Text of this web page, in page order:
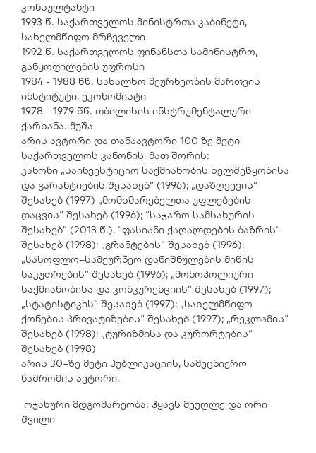
კონსულტანტი
1993 წ. საქართველოს მინისტრთა კაბინეტი,
სახელმწიფო მრჩეველი
1992 წ. საქართველოს ფინანსთა სამინისტრო,
განყოფილების უფროსი
1984 - 1988 წწ. სახალხო მეურნეობის მართვის
ინსტიტუტი, ეკონომისტი
1978 - 1979 წწ. თბილისის ინსტრუმენტალური
ქარხანა. მუშა
არის ავტორი და თანაავტორი 100 ზე მეტი
საქართველოს კანონის, მათ შორის:
კანონი „საინვესტიციო საქმიანობის ხელშეწყობისა
და გარანტიების შესახებ“ (1996); „დაზღვევის“
შესახებ (1997) „მომხმარებელთა უფლებების
დაცვის“ შესახებ (1996); “საჯარო სამსახურის
შესახებ” (2013 წ.), “ფასიანი ქაღალდების ბაზრის“
შესახებ (1998); „გრანტების“ შესახებ (1996);
„სასოფლო–სამეურნეო დანიშნულების მიწის
საკუთრების“ შესახებ (1996); „მონოპოლიური
საქმიანობისა და კონკურენციის“ შესახებ (1997);
„სტატისტიკის“ შესახებ (1997); „სახელმწიფო
ქონების პრივატიზების“ შესახებ (1997); „რეკლამის“
შესახებ (1998); „ტურიზმისა და კურორტების“
შესახებ (1998)
არის 30–ზე მეტი პუბლიკაციის, სამეცნიერო
ნაშრომის ავტორი.
ოჯახური მდგომარეობა: ჰყავს მეუღლე და ორი
შვილი